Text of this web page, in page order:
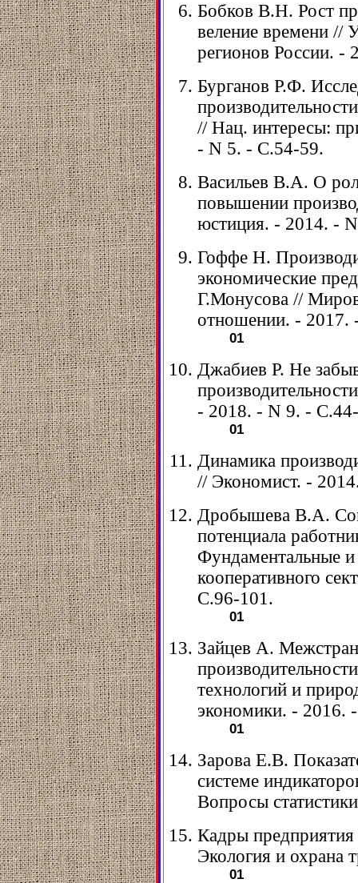
Бобков В.Н. Рост
веление времени //
регионов России.
Бурганов Р.Ф.
// Нац. интересы:
- N 5. - С.54-59.
Васильев В.А. О
повышении
юстиция. - 2014. -
Гоффе Н.
экономические
Г.Монусова //
отношении. - 2017.
01
Джабиев Р. Не
- 2018. - N 9. -
01
Динамика
// Экономист. -
Дробышева В.А.
потенциала
Фундаментальные
кооперативного
С.96-101.
01
Зайцев А.
технологий и
экономики. - 2016.
01
Зарова Е.В.
системе
Вопросы
Кадры предприятия
Экология и охрана
01